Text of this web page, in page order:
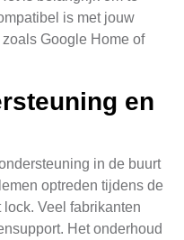
is met jouw
Google Home of
en
in de buurt
optreden tijdens de
Veel fabrikanten
Het onderhoud